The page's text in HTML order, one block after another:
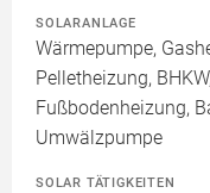
SOLARANLAGE
Wärmepumpe,
Pelletheizung,
Fußbodenheizung,
Umwälzpumpe
SOLAR TÄTIGKEITEN